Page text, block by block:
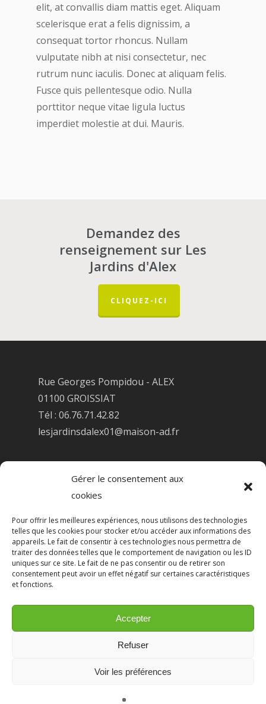
Gérer le consentement aux
cookies
Pour offrir les meilleures expériences, nous utilisons des technologies
telles que les cookies pour stocker et/ou accéder aux informations des
appareils. Le fait de consentir à ces technologies nous permettra de
traiter des données telles que le comportement de navigation ou les ID
uniques sur ce site. Le fait de ne pas consentir ou de retirer son
consentement peut avoir un effet négatif sur certaines caractéristiques
et fonctions.
Accepter
Refuser
Voir les préférences
elit, at convallis diam mattis eget. Aliquam
scelerisque erat a felis dignissim, a
consequat tortor rhoncus. Nullam
vulputate nibh at nisi consectetur, nec
rutrum nunc iaculis. Donec at aliquam felis.
Fusce quis pellentesque odio. Nulla
porttitor neque vitae ligula luctus
imperdiet molestie at dui. Mauris.
Demandez des
renseignement sur Les
Jardins d'Alex
CLIQUEZ-ICI
Rue Georges Pompidou - ALEX
01100 GROISSIAT
Tél : 06.76.71.42.82
lesjardinsdalex01@maison-ad.fr
Copyright © 2022 Les Jardins d'Alex -